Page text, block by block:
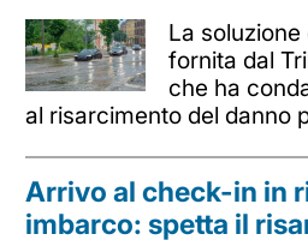
La soluzione
fornita dal
che ha
al risarcimento del danno
Arrivo al check-in in
imbarco: spetta il